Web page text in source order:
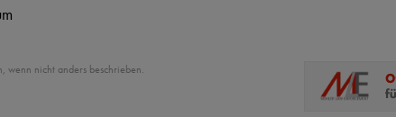
wenn nicht anders beschrieben.